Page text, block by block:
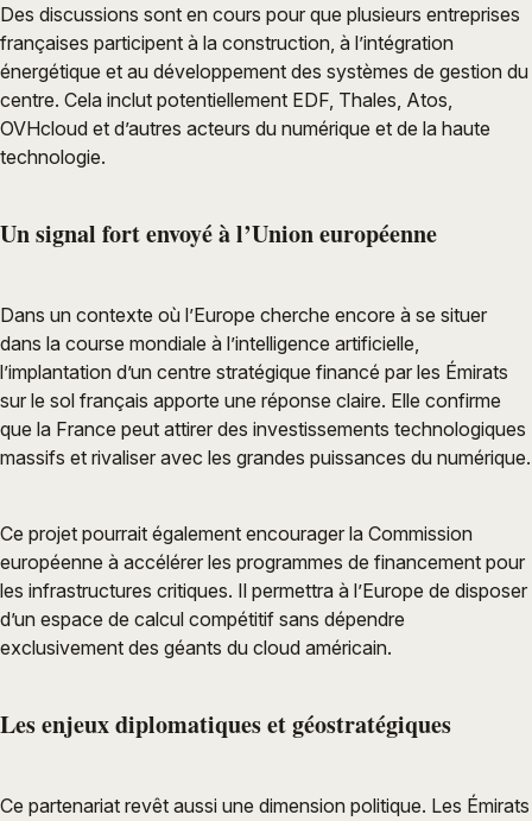
Des discussions sont en cours pour que plusieurs entreprises
françaises participent à la construction, à l’intégration
énergétique et au développement des systèmes de gestion du
centre. Cela inclut potentiellement EDF, Thales, Atos,
OVHcloud et d’autres acteurs du numérique et de la haute
technologie.
Un signal fort envoyé à l’Union européenne
Dans un contexte où l’Europe cherche encore à se situer
dans la course mondiale à l’intelligence artificielle,
l’implantation d’un centre stratégique financé par les Émirats
sur le sol français apporte une réponse claire. Elle confirme
que la France peut attirer des investissements technologiques
massifs et rivaliser avec les grandes puissances du numérique.
Ce projet pourrait également encourager la Commission
européenne à accélérer les programmes de financement pour
les infrastructures critiques. Il permettra à l’Europe de disposer
d’un espace de calcul compétitif sans dépendre
exclusivement des géants du cloud américain.
Les enjeux diplomatiques et géostratégiques
Ce partenariat revêt aussi une dimension politique. Les Émirats